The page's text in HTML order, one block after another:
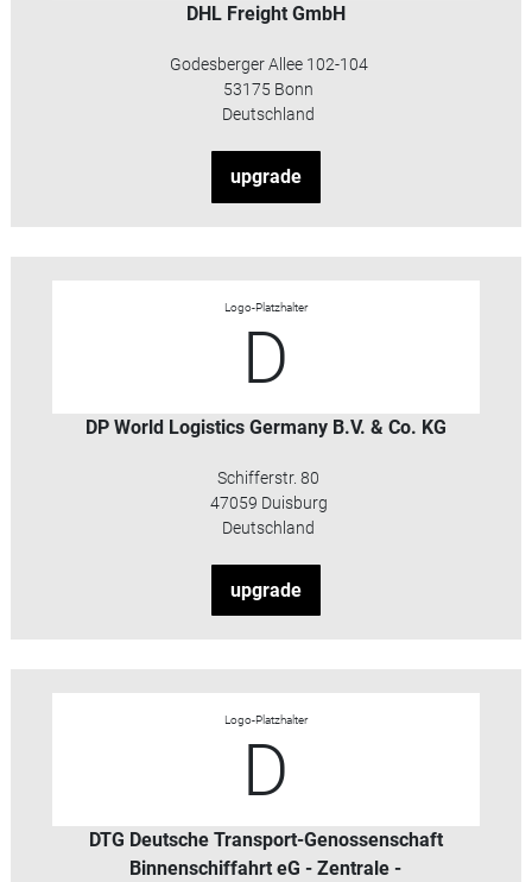
DHL Freight GmbH
Godesberger Allee 102-104
53175 Bonn
Deutschland
upgrade
Logo-Platzhalter
D
DP World Logistics Germany B.V. & Co. KG
Schifferstr. 80
47059 Duisburg
Deutschland
upgrade
Logo-Platzhalter
D
DTG Deutsche Transport-Genossenschaft
Binnenschiffahrt eG - Zentrale -